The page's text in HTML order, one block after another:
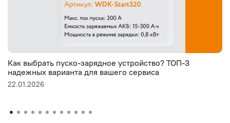
Как выбрать пуско-зарядное устройство? ТОП-3
надежных варианта для вашего сервиса
22.01.2026